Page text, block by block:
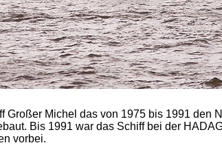
Großer Michel das von 1975 bis 1991 den
Bis 1991 war das Schiff bei der
vorbei.